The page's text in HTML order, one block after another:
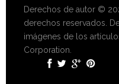
Derechos de autor ©
derechos reservados.
imágenes de los
Corporation.